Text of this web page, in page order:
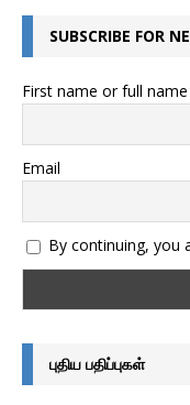
SUBSCRIBE FOR
First name or full name
Email
By continuing, you
புதிய பதிப்புகள்